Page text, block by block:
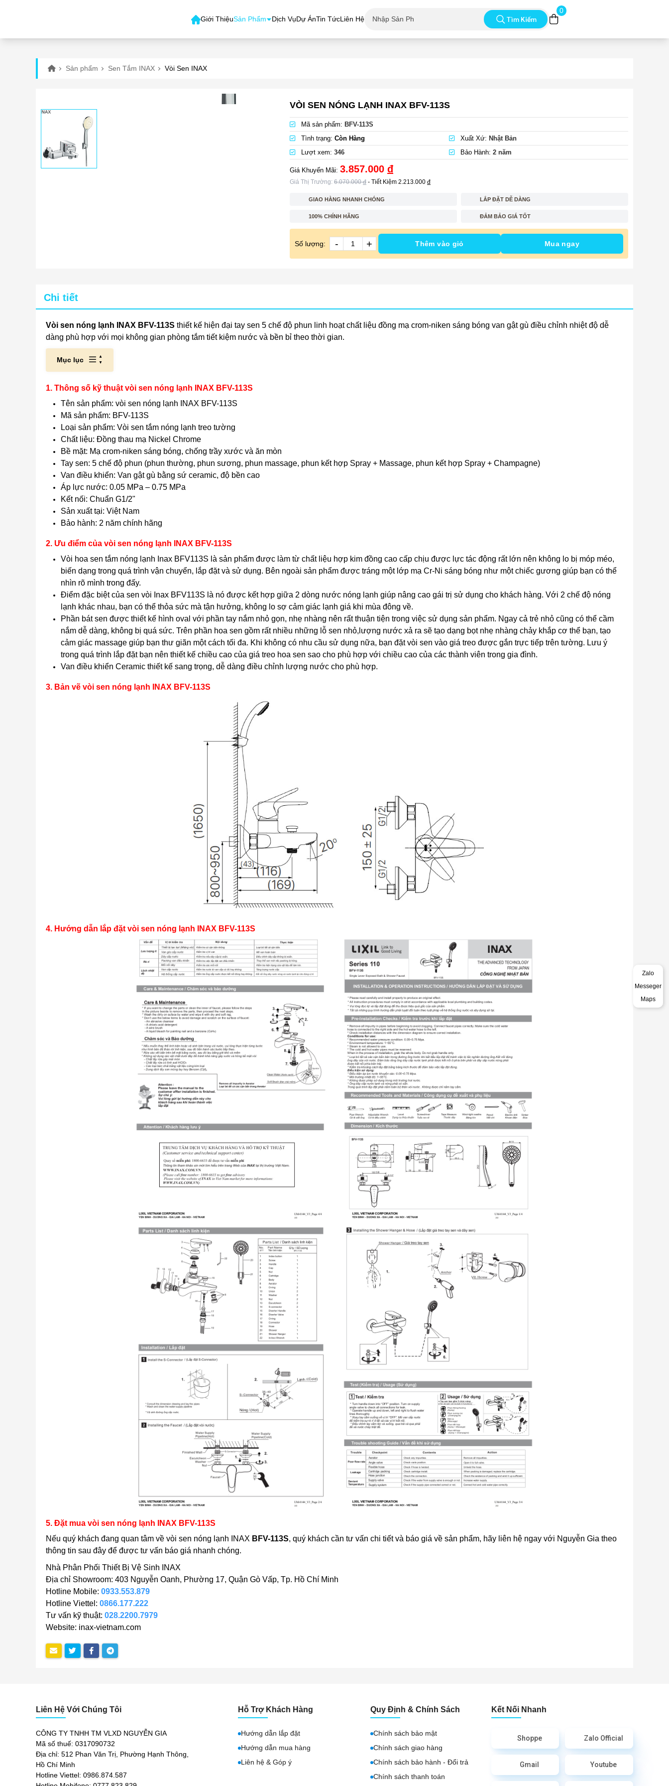
Giới ThiệuSản Phẩm Dịch VụDự ÁnTin TứcLiên Hệ Tìm Kiếm
0
Sản phẩm Sen Tắm INAX Vòi Sen INAX
VÒI SEN NÓNG LẠNH INAX BFV-113S
Mã sản phẩm: BFV-113S
Tình trạng: Còn Hàng Xuất Xứ: Nhật Bản
Lượt xem: 346 Bảo Hành: 2 năm
Giá Khuyến Mãi: 3.857.000 đ
Giá Thị Trường: 6.070.000đ - Tiết Kiệm 2.213.000 đ
GIAO HÀNG NHANH CHÓNG LẮP ĐẶT DỄ DÀNG
100% CHÍNH HÃNG ĐẢM BẢO GIÁ TỐT
Số lượng: - + Thêm vào giỏ Mua ngay
Chi tiết
Vòi sen nóng lạnh INAX BFV-113S thiết kế hiện đại tay sen 5 chế độ phun linh hoạt chất liệu đồng mạ crom-niken sáng bóng van gật gù điều chỉnh nhiệt độ dễ
dàng phù hợp với mọi không gian phòng tắm tiết kiệm nước và bền bỉ theo thời gian.
Mục lục
1. Thông số kỹ thuật vòi sen nóng lạnh INAX BFV-113S
Tên sản phẩm: vòi sen nóng lạnh INAX BFV-113S
Mã sản phẩm: BFV-113S
Loại sản phẩm: Vòi sen tắm nóng lạnh treo tường
Chất liệu: Đồng thau mạ Nickel Chrome
Bề mặt: Mạ crom-niken sáng bóng, chống trầy xước và ăn mòn
Tay sen: 5 chế độ phun (phun thường, phun sương, phun massage, phun kết hợp Spray + Massage, phun kết hợp Spray + Champagne)
Van điều khiển: Van gật gù bằng sứ ceramic, độ bền cao
Áp lực nước: 0.05 MPa – 0.75 MPa
Kết nối: Chuẩn G1/2"
Sản xuất tại: Việt Nam
Bảo hành: 2 năm chính hãng
2. Ưu điểm của vòi sen nóng lạnh INAX BFV-113S
Vòi hoa sen tắm nóng lạnh Inax BFV113S là sản phẩm được làm từ chất liệu hợp kim đồng cao cấp chịu được lực tác động rất lớn nên không lo bị móp méo,
biến dạng trong quá trình vận chuyển, lắp đặt và sử dụng. Bên ngoài sản phẩm được tráng một lớp mạ Cr-Ni sáng bóng như một chiếc gương giúp bạn có thể
nhìn rõ mình trong đấy.
Điểm đặc biệt của sen vòi Inax BFV113S là nó được kết hợp giữa 2 dòng nước nóng lạnh giúp nâng cao gái trị sử dụng cho khách hàng. Với 2 chế độ nóng
lạnh khác nhau, bạn có thể thỏa sức mà tận hưởng, không lo sợ cảm giác lạnh giá khi mùa đông về.
Phần bát sen được thiết kế hình oval với phần tay nắm nhỏ gọn, nhẹ nhàng nên rất thuận tiện trong việc sử dụng sản phẩm. Ngay cả trẻ nhỏ cũng có thể cầm
nắm dễ dàng, không bị quá sức. Trên phần hoa sen gồm rất nhiều những lỗ sen nhỏ,lượng nước xả ra sẽ tạo dạng bọt nhẹ nhàng chảy khắp cơ thể bạn, tạo
cảm giác massage giúp bạn thư giãn một cách tối đa. Khi không có nhu cầu sử dụng nữa, bạn đặt vòi sen vào giá treo được gắn trực tiếp trên tường. Lưu ý
trong quá trình lắp đặt bạn nên thiết kế chiều cao của giá treo hoa sen sao cho phù hợp với chiều cao của các thành viên trong gia đình.
Van điều khiển Ceramic thiết kế sang trọng, dễ dàng điều chỉnh lượng nước cho phù hợp.
3. Bản vẽ vòi sen nóng lạnh INAX BFV-113S
4. Hướng dẫn lắp đặt vòi sen nóng lạnh INAX BFV-113S
5. Đặt mua vòi sen nóng lạnh INAX BFV-113S
Nếu quý khách đang quan tâm về vòi sen nóng lạnh INAX BFV-113S, quý khách cần tư vấn chi tiết và báo giá về sản phẩm, hãy liên hệ ngay với Nguyễn Gia theo
thông tin sau đây để được tư vấn báo giá nhanh chóng.
Nhà Phân Phối Thiết Bị Vệ Sinh INAX
Địa chỉ Showroom: 403 Nguyễn Oanh, Phường 17, Quận Gò Vấp, Tp. Hồ Chí Minh
Hotline Mobile: 0933.553.879
Hotline Viettel: 0866.177.222
Tư vấn kỹ thuật: 028.2200.7979
Website: inax-vietnam.com
Liên Hệ Với Chúng Tôi
CÔNG TY TNHH TM VLXD NGUYỄN GIA
Mã số thuế: 0317090732
Địa chỉ: 512 Phan Văn Trị, Phường Hạnh Thông,
Hồ Chí Minh
Hotline Viettel: 0986.874.587
Hỗ Trợ Khách Hàng
Hướng dẫn lắp đặt
Hướng dẫn mua hàng
Liên hệ & Góp ý
Quy Định & Chính Sách
Chính sách bảo mật
Chính sách giao hàng
Chính sách bảo hành - Đổi trả
Chính sách thanh toán
Kết Nối Nhanh
Shoppe Zalo Official
Gmail Youtube
Zalo
Messeger
Maps